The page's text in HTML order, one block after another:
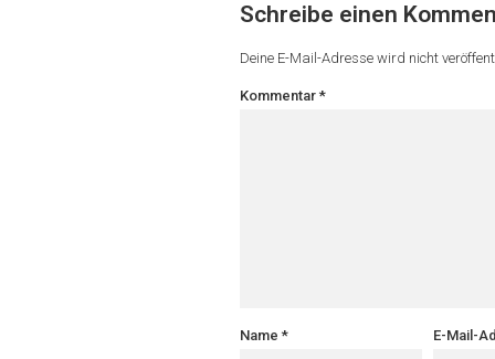
Schreibe einen
Deine E-Mail-Adresse wird nicht
Kommentar *
Name * E-Mail-